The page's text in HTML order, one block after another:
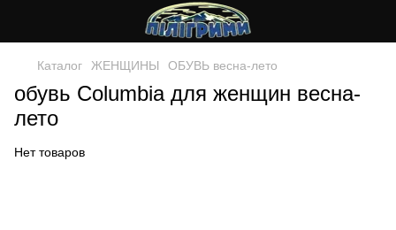
Каталог ЖЕНЩИНЫ ОБУВЬ весна-лето
обувь Columbia для женщин весна-
лето
Нет товаров